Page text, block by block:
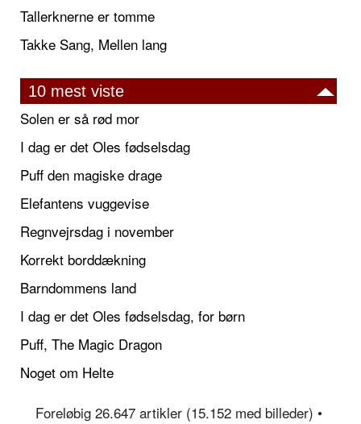
Tallerknerne er tomme
Takke Sang, Mellen lang
10 mest viste
Solen er så rød mor
I dag er det Oles fødselsdag
Puff den magiske drage
Elefantens vuggevise
Regnvejrsdag i november
Korrekt borddækning
Barndommens land
I dag er det Oles fødselsdag, for børn
Puff, The Magic Dragon
Noget om Helte
Foreløbig 26.647 artikler (15.152 med billeder) •